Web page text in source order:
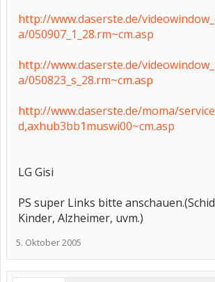
http://www.daserste.de/
a/050907_1_28.rm~cm.asp
http://www.daserste.de/
a/050823_s_28.rm~cm.asp
http://www.daserste.de/moma/
d,axhub3bb1muswi00~cm.asp
LG Gisi
PS super Links bitte
Kinder, Alzheimer, uvm.)
5. Oktober 2005